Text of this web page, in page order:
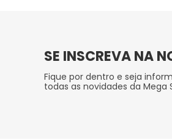
SE INSCREVA NA
Fique por dentro e seja
todas as novidades da Mega